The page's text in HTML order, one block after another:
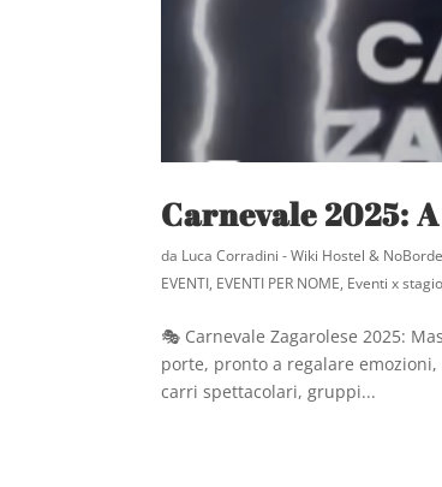
Carnevale 2025:
da Luca Corradini - Wiki Hostel &
EVENTI, EVENTI PER NOME, Eventi x
🎭 Carnevale Zagarolese 2025:
porte, pronto a regalare
carri spettacolari, gruppi...